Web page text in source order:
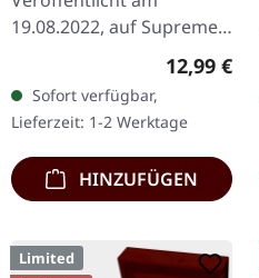
19.08.2022, auf Supreme
Chaos Records. Weiße 7"-
Vinyl-Single mit Memorial-
Etching auf der B-Seite,
limitiert auf 200…
Regulärer
12,99 €
Sofort verfügbar,
Lieferzeit: 1-2 Werktage
HINZUFÜGEN
Limited